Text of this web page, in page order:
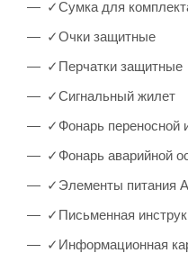
✓Сумка для
✓Очки защитные
✓ Перчатки защитные
✓Сигнальный жилет
✓ Фонарь переносной
✓ Фонарь аварийной
✓ Элементы питания
✓ Письменная
✓ Информационная